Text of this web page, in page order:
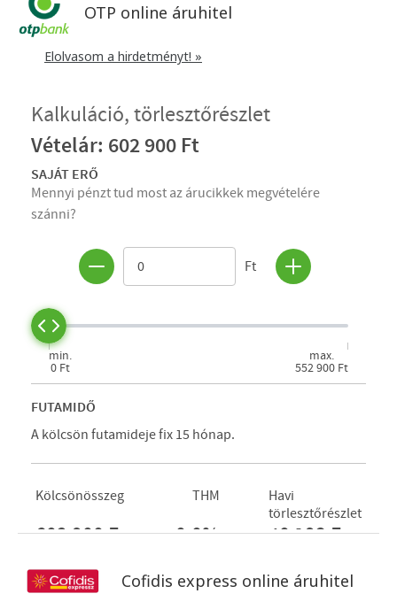
OTP online áruhitel
Elolvasom a hirdetményt! »
Cofidis express online áruhitel